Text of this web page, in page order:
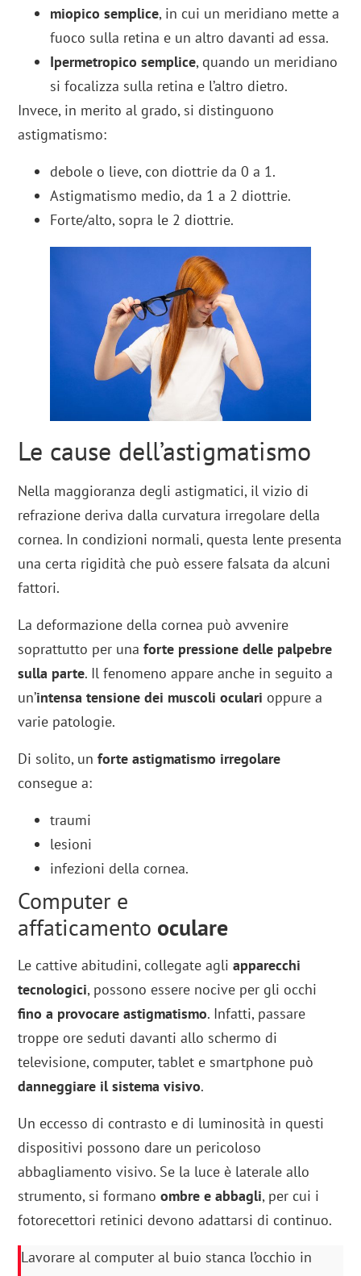
miopico semplice, in cui un meridiano mette a
fuoco sulla retina e un altro davanti ad essa.
Ipermetropico semplice, quando un meridiano
si focalizza sulla retina e l’altro dietro.
Invece, in merito al grado, si distinguono
astigmatismo:
debole o lieve, con diottrie da 0 a 1.
Astigmatismo medio, da 1 a 2 diottrie.
Forte/alto, sopra le 2 diottrie.
Le cause dell’astigmatismo
Nella maggioranza degli astigmatici, il vizio di
refrazione deriva dalla curvatura irregolare della
cornea. In condizioni normali, questa lente presenta
una certa rigidità che può essere falsata da alcuni
fattori.
La deformazione della cornea può avvenire
soprattutto per unaforte pressione delle palpebre
sulla parte. Il fenomeno appare anche in seguito a
un’intensa tensione dei muscoli oculari oppure a
varie patologie.
Di solito, un forte astigmatismo irregolare
consegue a:
traumi
lesioni
infezioni della cornea.
Computer e
affaticamento oculare
Le cattive abitudini, collegate agliapparecchi
tecnologici, possono essere nocive per gli occhi
fino a provocare astigmatismo. Infatti, passare
troppe ore seduti davanti allo schermo di
televisione, computer, tablet e smartphone può
danneggiare il sistema visivo.
Un eccesso di contrasto e di luminosità in questi
dispositivi possono dare un pericoloso
abbagliamento visivo. Se la luce è laterale allo
strumento, si formanoombre e abbagli, per cui i
fotorecettori retinici devono adattarsi di continuo.
Lavorare al computer al buio stanca l’occhio in